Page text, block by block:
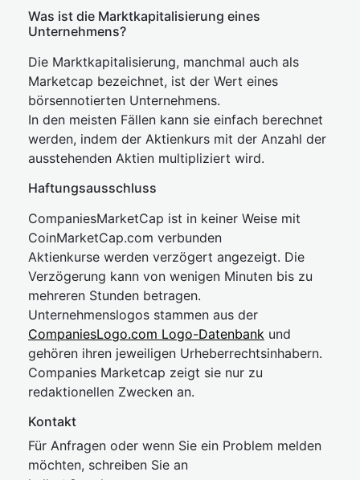
Was ist die Marktkapitalisierung eines
Unternehmens?
Die Marktkapitalisierung, manchmal auch als
Marketcap bezeichnet, ist der Wert eines
börsennotierten Unternehmens.
In den meisten Fällen kann sie einfach berechnet
werden, indem der Aktienkurs mit der Anzahl der
ausstehenden Aktien multipliziert wird.
Haftungsausschluss
CompaniesMarketCap ist in keiner Weise mit
CoinMarketCap.com verbunden
Aktienkurse werden verzögert angezeigt. Die
Verzögerung kann von wenigen Minuten bis zu
mehreren Stunden betragen.
Unternehmenslogos stammen aus der
CompaniesLogo.com Logo-Datenbank und
gehören ihren jeweiligen Urheberrechtsinhabern.
Companies Marketcap zeigt sie nur zu
redaktionellen Zwecken an.
Kontakt
Für Anfragen oder wenn Sie ein Problem melden
möchten, schreiben Sie an